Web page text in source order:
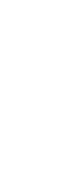
Los daños
en menor
Información
en el nivel
Guadix
fuerte